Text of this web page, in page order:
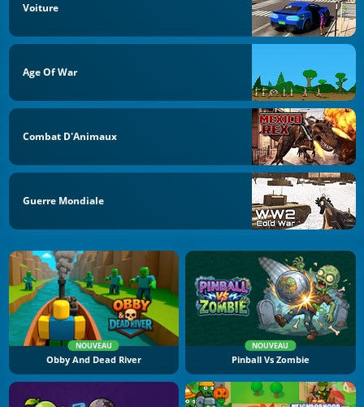
Voiture
Age Of War
Combat D'Animaux
Guerre Mondiale
NOUVEAU
Obby And Dead River
NOUVEAU
Pinball Vs Zombie